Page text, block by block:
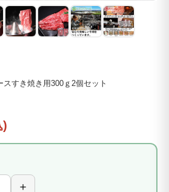
スすき焼き用300ｇ2個セット
)